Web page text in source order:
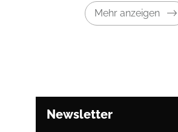
Mehr anzeigen
Newsletter